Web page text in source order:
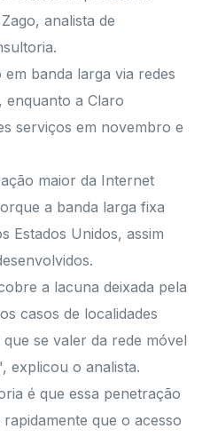
analista de
banda larga via redes
enquanto a Claro
serviços em novembro e
maior da Internet
a banda larga fixa
Estados Unidos, assim
a lacuna deixada pela
casos de localidades
se valer da rede móvel
explicou o analista.
é que essa penetração
que o acesso